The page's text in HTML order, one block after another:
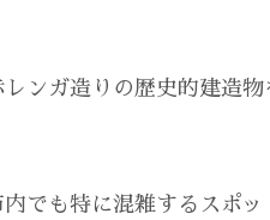
ンガ造りの歴史的建造物
でも特に混雑するスポ